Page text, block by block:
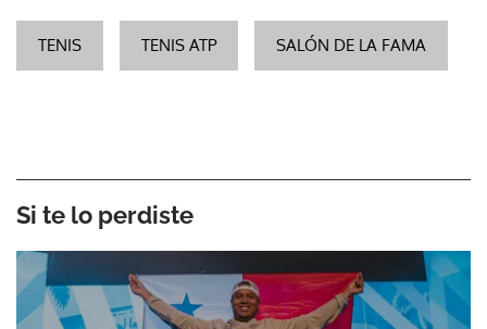
TENIS TENIS ATP SALÓN DE LA FAMA
Si te lo perdiste